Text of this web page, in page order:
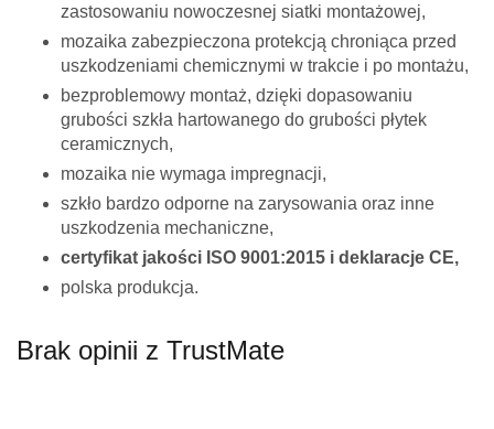
zastosowaniu nowoczesnej siatki montażowej,
mozaika zabezpieczona protekcją chroniąca przed
uszkodzeniami chemicznymi w trakcie i po montażu,
bezproblemowy montaż, dzięki dopasowaniu
grubości szkła hartowanego do grubości płytek
ceramicznych,
mozaika nie wymaga impregnacji,
szkło bardzo odporne na zarysowania oraz inne
uszkodzenia mechaniczne,
certyfikat jakości ISO 9001:2015 i deklaracje CE,
polska produkcja.
Brak opinii z TrustMate
Twoje imię *